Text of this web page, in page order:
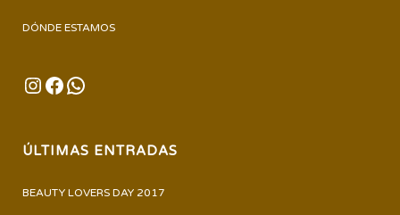
DÓNDE ESTAMOS
INSTAGRAM
FACEBOOK
WHATSAPP
ÚLTIMAS ENTRADAS
BEAUTY LOVERS DAY 2017